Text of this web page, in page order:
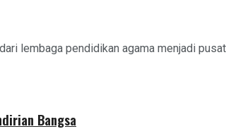
lembaga pendidikan agama menjadi
Bangsa